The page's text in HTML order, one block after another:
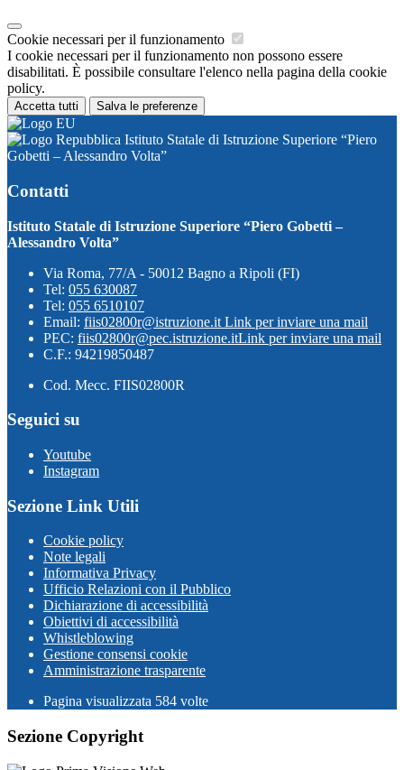
Cookie necessari per il funzionamento
I cookie necessari per il funzionamento non possono essere
disabilitati. È possibile consultare l'elenco nella pagina della cookie
policy.
Accetta tutti Salva le preferenze
Istituto Statale di Istruzione Superiore “Piero
Gobetti – Alessandro Volta”
Contatti
Istituto Statale di Istruzione Superiore “Piero Gobetti –
Alessandro Volta”
Via Roma, 77/A - 50012 Bagno a Ripoli (FI)
Tel: 055 630087
Tel: 055 6510107
Email: fiis02800r@istruzione.it Link per inviare una mail
PEC: fiis02800r@pec.istruzione.itLink per inviare una mail
C.F.: 94219850487
Cod. Mecc. FIIS02800R
Seguici su
Youtube
Instagram
Sezione Link Utili
Cookie policy
Note legali
Informativa Privacy
Ufficio Relazioni con il Pubblico
Dichiarazione di accessibilità
Obiettivi di accessibilità
Whistleblowing
Gestione consensi cookie
Amministrazione trasparente
Pagina visualizzata 584 volte
Sezione Copyright